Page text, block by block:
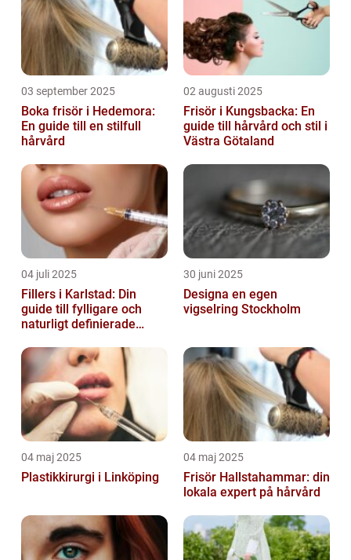
03 september 2025
Boka frisör i Hedemora:
En guide till en stilfull
hårvård
02 augusti 2025
Frisör i Kungsbacka: En
guide till hårvård och stil i
Västra Götaland
04 juli 2025
Fillers i Karlstad: Din
guide till fylligare och
naturligt definierade
30 juni 2025
Designa en egen
vigselring Stockholm
04 maj 2025
Plastikkirurgi i Linköping
04 maj 2025
Frisör Hallstahammar: din
lokala expert på hårvård